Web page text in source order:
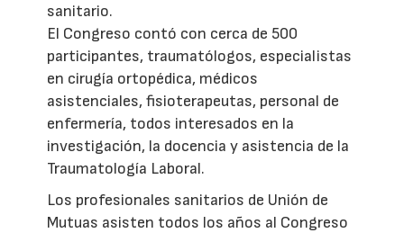
sanitario.
El Congreso contó con cerca de 500
participantes, traumatólogos, especialistas
en cirugía ortopédica, médicos
asistenciales, fisioterapeutas, personal de
enfermería, todos interesados en la
investigación, la docencia y asistencia de la
Traumatología Laboral.
Los profesionales sanitarios de Unión de
Mutuas asisten todos los años al Congreso